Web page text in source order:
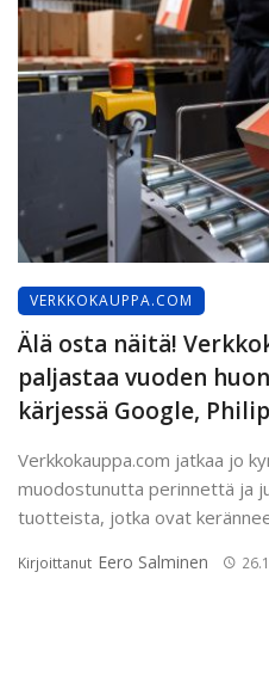
VERKKOKAUPPA.COM
Älä osta näitä!
paljastaa vuoden
kärjessä Google,
Verkkokauppa.com jatkaa jo
muodostunutta perinnettä ja
tuotteista, jotka ovat
Kirjoittanut Eero Salminen